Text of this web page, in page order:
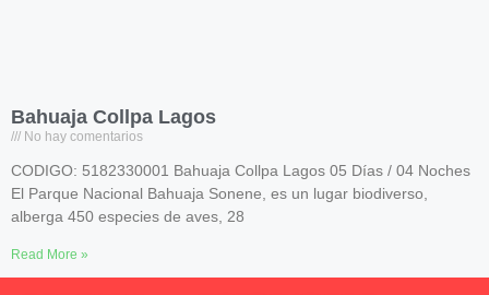
Bahuaja Collpa Lagos
No hay comentarios
CODIGO: 5182330001 Bahuaja Collpa Lagos 05 Días / 04 Noches
El Parque Nacional Bahuaja Sonene, es un lugar biodiverso,
alberga 450 especies de aves, 28
Read More »